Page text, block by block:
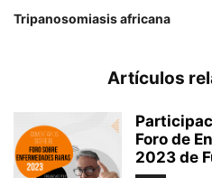
Tripanosomiasis africana
Artículos
Foro de
2023 de